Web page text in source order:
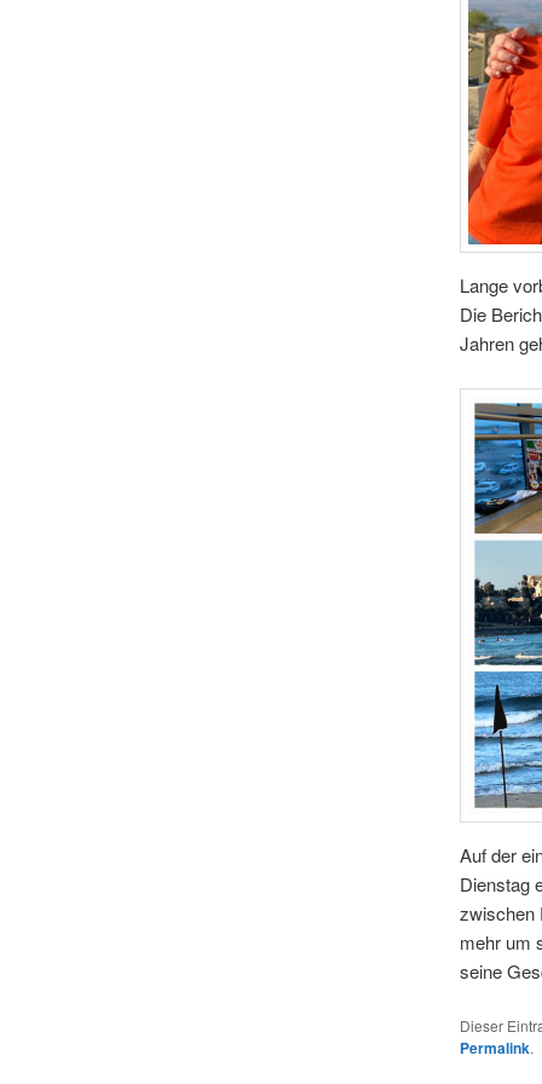
Lange
Die
Jahren
Auf der
Dienstag
zwischen
mehr um
seine
Dieser
Permalink.